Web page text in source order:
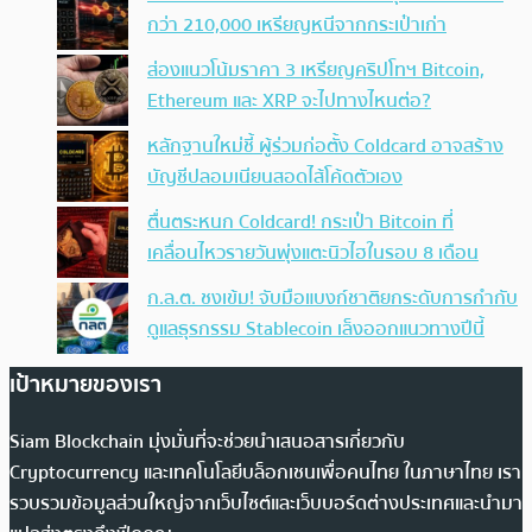
กว่า 210,000 เหรียญหนีจากกระเป๋าเก่า
ส่องแนวโน้มราคา 3 เหรียญคริปโทฯ Bitcoin,
Ethereum และ XRP จะไปทางไหนต่อ?
หลักฐานใหม่ชี้ ผู้ร่วมก่อตั้ง Coldcard อาจสร้าง
บัญชีปลอมเนียนสอดไส้โค้ดตัวเอง
ตื่นตระหนก Coldcard! กระเป๋า Bitcoin ที่
เคลื่อนไหวรายวันพุ่งแตะนิวไฮในรอบ 8 เดือน
ก.ล.ต. ชงเข้ม! จับมือแบงก์ชาติยกระดับการกำกับ
ดูแลธุรกรรม Stablecoin เล็งออกแนวทางปีนี้
เป้าหมายของเรา
Siam Blockchain มุ่งมั่นที่จะช่วยนำเสนอสารเกี่ยวกับ
Cryptocurrency และเทคโนโลยีบล็อกเชนเพื่อคนไทย ในภาษาไทย เรา
รวบรวมข้อมูลส่วนใหญ่จากเว็บไซต์และเว็บบอร์ดต่างประเทศและนำมา